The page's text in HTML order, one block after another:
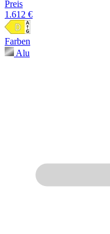
Preis
1.612 €
Farben
Alu